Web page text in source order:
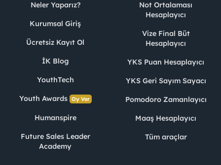
Neler Yaparız?
Kurumsal Giriş
Ücretsiz Kayıt Ol
İK Blog
YouthTech
Youth Awards Oy Ver
Humanspire
Future Sales Leader
Academy
Not Ortalaması
Hesaplayıcı
Vize Final Büt
Hesaplayıcı
YKS Puan Hesaplayıcı
YKS Geri Sayım Sayacı
Pomodoro Zamanlayıcı
Maaş Hesaplayıcı
Tüm araçlar